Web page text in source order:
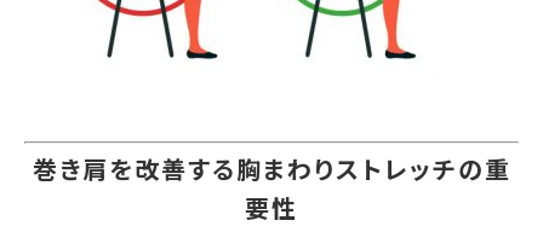
巻き肩を改善する胸まわりストレッチの重
要性